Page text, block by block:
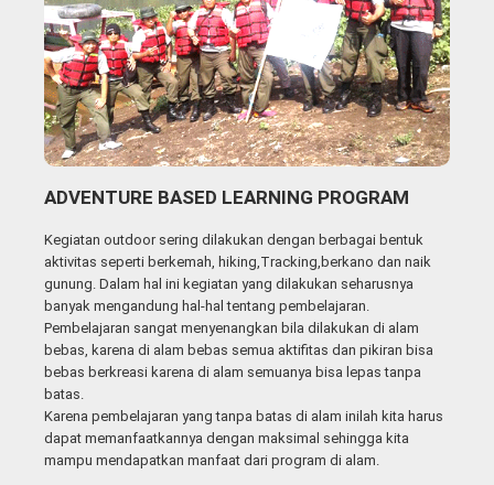
ADVENTURE BASED LEARNING PROGRAM
Kegiatan outdoor sering dilakukan dengan berbagai bentuk
aktivitas seperti berkemah, hiking,Tracking,berkano dan naik
gunung. Dalam hal ini kegiatan yang dilakukan seharusnya
banyak mengandung hal-hal tentang pembelajaran.
Pembelajaran sangat menyenangkan bila dilakukan di alam
bebas, karena di alam bebas semua aktifitas dan pikiran bisa
bebas berkreasi karena di alam semuanya bisa lepas tanpa
batas.
Karena pembelajaran yang tanpa batas di alam inilah kita harus
dapat memanfaatkannya dengan maksimal sehingga kita
mampu mendapatkan manfaat dari program di alam.